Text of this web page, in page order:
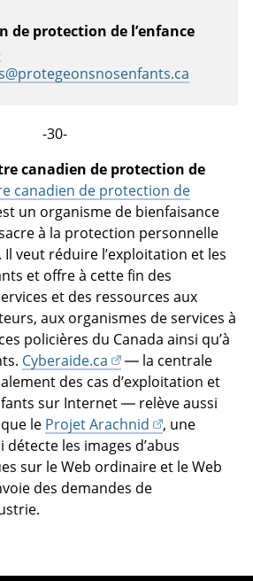
de protection de l’enfance
-30-
canadien de protection de
canadien de protection de
un organisme de bienfaisance
à la protection personnelle
veut réduire l’exploitation et les
et offre à cette fin des
et des ressources aux
aux organismes de services à
policières du Canada ainsi qu’à
Cyberaide.ca
— la centrale
des cas d’exploitation et
sur Internet — relève aussi
le Projet Arachnid
, une
les images d’abus
sur le Web ordinaire et le Web
des demandes de